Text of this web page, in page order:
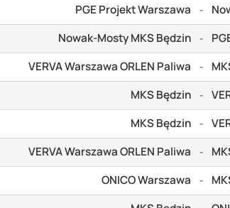
PGE Projekt Warszawa -
Nowak-Mosty MKS Będzin -
VERVA Warszawa ORLEN Paliwa -
MKS Będzin -
MKS Będzin -
VERVA Warszawa ORLEN Paliwa -
ONICO Warszawa -